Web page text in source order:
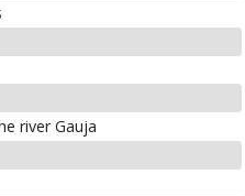
river Gauja